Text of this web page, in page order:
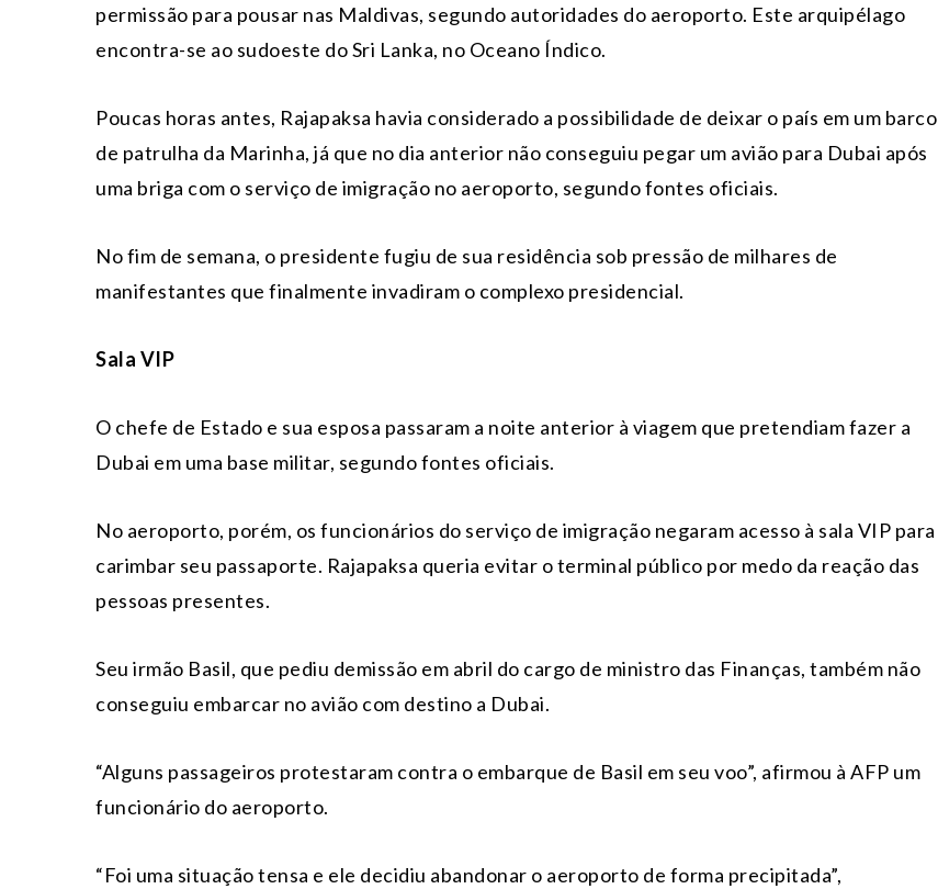
permissão para pousar nas Maldivas, segundo autoridades do aeroporto. Este arquipélago
encontra-se ao sudoeste do Sri Lanka, no Oceano Índico.
Poucas horas antes, Rajapaksa havia considerado a possibilidade de deixar o país em um barco
de patrulha da Marinha, já que no dia anterior não conseguiu pegar um avião para Dubai após
uma briga com o serviço de imigração no aeroporto, segundo fontes oficiais.
No fim de semana, o presidente fugiu de sua residência sob pressão de milhares de
manifestantes que finalmente invadiram o complexo presidencial.
Sala VIP
O chefe de Estado e sua esposa passaram a noite anterior à viagem que pretendiam fazer a
Dubai em uma base militar, segundo fontes oficiais.
No aeroporto, porém, os funcionários do serviço de imigração negaram acesso à sala VIP para
carimbar seu passaporte. Rajapaksa queria evitar o terminal público por medo da reação das
pessoas presentes.
Seu irmão Basil, que pediu demissão em abril do cargo de ministro das Finanças, também não
conseguiu embarcar no avião com destino a Dubai.
“Alguns passageiros protestaram contra o embarque de Basil em seu voo”, afirmou à AFP um
funcionário do aeroporto.
“Foi uma situação tensa e ele decidiu abandonar o aeroporto de forma precipitada”,